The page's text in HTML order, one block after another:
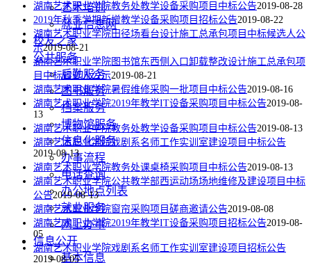
艺术培训
就业信息网
校友之家
公共服务
后勤服务
图书服务
档案服务
博物馆服务
信息化服务
办事流程
电话查询
办公地点列表
就业服务
网上办事
信息公开
基本信息
湖南艺术职业学院教务处教学设备采购项目中标公告2019-08-28
2019年秋季学期新增教学设备采购项目​招标公告2019-08-22
湖南艺术职业学院田径场看台设计施工总承包项目中标候选人公
示2019-08-21
湖南艺术职业学院图书馆东西侧入口卸载整改设计施工总承包项
目中标候选人公示2019-08-21
湖南艺术职业学院暑假维修采购一批项目中标公告2019-08-16
湖南艺术职业学院2019年教学IT设备采购项目中标公告2019-08-
13
湖南艺术职业学院教务处教学设备采购项目中标公告2019-08-13
湖南艺术职业学院戏剧系名师工作实训室建设项目中标公告
2019-08-13
湖南艺术职业学院教务处课桌椅采购项目中标公告2019-08-13
湖南艺术职业学院公共教学部西运动场场地维修及建设项目中标
公告2019-08-13
湖南艺术职业学院窗帘采购项目磋商邀请公告2019-08-08
湖南艺术职业学院2019年教学IT设备采购项目招标公告2019-08-
05
湖南艺术职业学院戏剧系名师工作实训室建设项目招标公告
2019-08-05